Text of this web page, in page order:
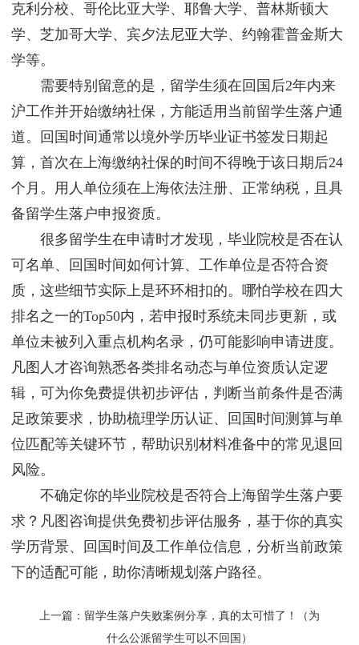
克利分校、哥伦比亚大学、耶鲁大学、普林斯顿大
学、芝加哥大学、宾夕法尼亚大学、约翰霍普金斯大
学等。
需要特别留意的是，留学生须在回国后2年内来
沪工作并开始缴纳社保，方能适用当前留学生落户通
道。回国时间通常以境外学历毕业证书签发日期起
算，首次在上海缴纳社保的时间不得晚于该日期后24
个月。用人单位须在上海依法注册、正常纳税，且具
备留学生落户申报资质。
很多留学生在申请时才发现，毕业院校是否在认
可名单、回国时间如何计算、工作单位是否符合资
质，这些细节实际上是环环相扣的。哪怕学校在四大
排名之一的Top50内，若申报时系统未同步更新，或
单位未被列入重点机构名录，仍可能影响申请进度。
凡图人才咨询熟悉各类排名动态与单位资质认定逻
辑，可为你免费提供初步评估，判断当前条件是否满
足政策要求，协助梳理学历认证、回国时间测算与单
位匹配等关键环节，帮助识别材料准备中的常见退回
风险。
不确定你的毕业院校是否符合上海留学生落户要
求？凡图咨询提供免费初步评估服务，基于你的真实
学历背景、回国时间及工作单位信息，分析当前政策
下的适配可能，助你清晰规划落户路径。
上一篇： 留学生落户失败案例分享，真的太可惜了！（为
什么公派留学生可以不回国）